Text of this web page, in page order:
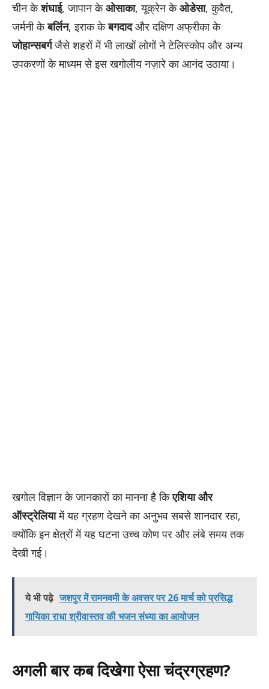
चीन केशंघाई, जापान केओसाका, यूक्रेन केओडेसा, कुवैत,
जर्मनी केबर्लिन, इराक केबगदादऔर दक्षिण अफ्रीका के
जोहान्सबर्गजैसे शहरों में भी लाखों लोगों ने टेलिस्कोप और अन्य
उपकरणों के माध्यम से इस खगोलीय नज़ारे का आनंद उठाया।
खगोल विज्ञान के जानकारों का मानना है किएशिया और
ऑस्ट्रेलियामें यह ग्रहण देखने का अनुभव सबसे शानदार रहा,
क्योंकि इन क्षेत्रों में यह घटना उच्च कोण पर और लंबे समय तक
देखी गई।
ये भी पढ़े जशपुर में रामनवमी के अवसर पर 26 मार्च को प्रसिद्ध
गायिका राधा श्रीवास्तव की भजन संध्या का आयोजन
अगली बार कब दिखेगा ऐसा चंद्रग्रहण?